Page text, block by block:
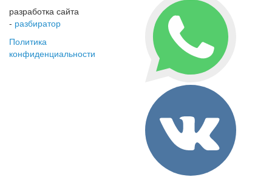
разработка сайта
- разбиратор
Политика
конфиденциальности